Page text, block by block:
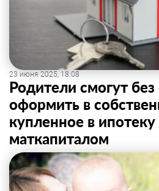
23 июня 2025, 18:08
Родители смогут без
оформить в
купленное в ипотеку
маткапиталом